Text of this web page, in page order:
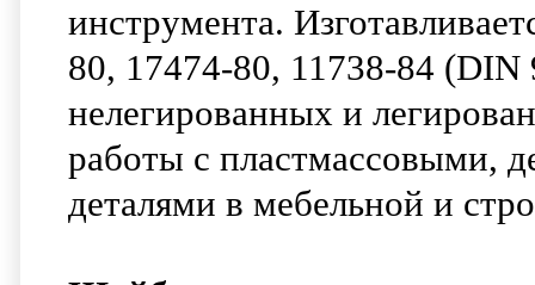
инструмента.
80, 17474-80, 11738-84 (DIN
нелегированных и
работы с пластмассовыми,
деталями в мебельной и